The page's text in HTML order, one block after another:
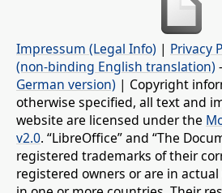
Impressum (Legal Info) | Privacy
(non-binding English translation) -
German version) | Copyright
otherwise specified, all text and
website are licensed under the
v2.0. “LibreOffice” and “The
registered trademarks of their
registered owners or are in